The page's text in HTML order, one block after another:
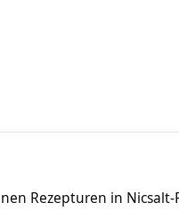
Rezepturen in Nicsalt-